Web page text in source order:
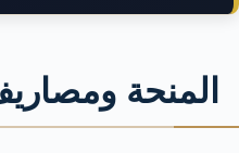
المنحة